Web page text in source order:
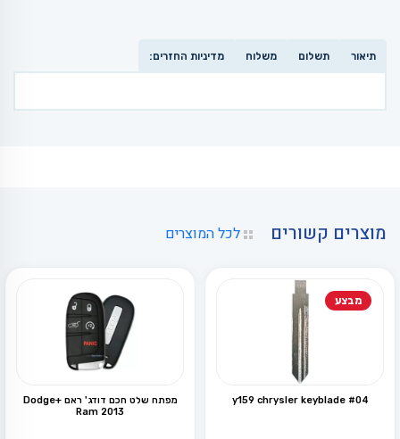
תיאור תשלום משלוח מדיניות החזרים:
מוצרים קשורים לכל המוצרים
מבצע
y159 chrysler keyblade #04
מפתח שלט חכם דודג' ראם +Dodge
Ram 2013